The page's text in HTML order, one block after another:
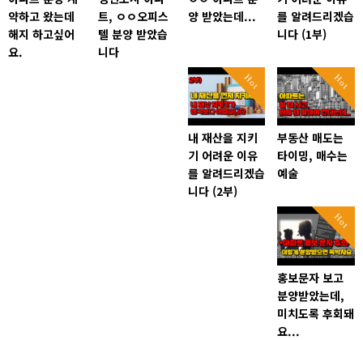
약하고 왔는데
해지 하고싶어
요.
트, ㅇㅇ오피스
텔 분양 받았습
니다
양 받았는데...
를 알려드리겠습
니다 (1부)
Hot
내 재산을 지키
기 어려운 이유
를 알려드리겠습
니다 (2부)
Hot
부동산 매도는
타이밍, 매수는
예술
Hot
홍보문자 보고
분양받았는데,
미치도록 후회돼
요...